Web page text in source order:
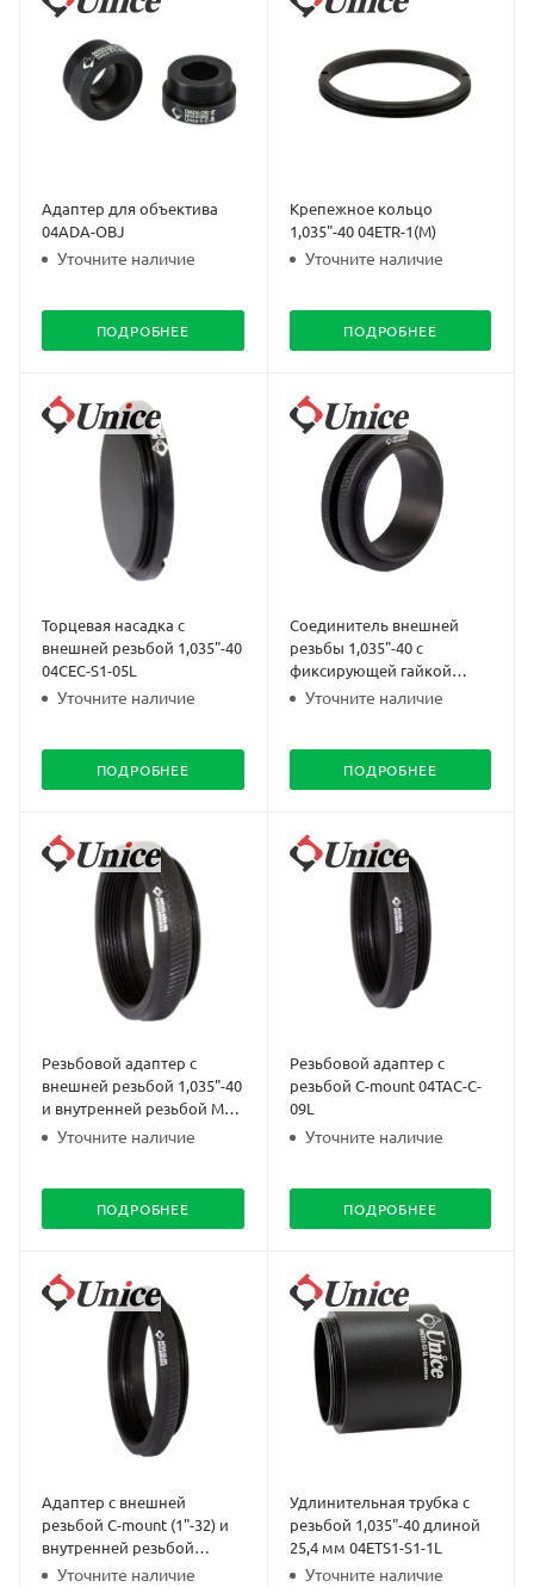
Адаптер для объектива
04ADA-OBJ
Уточните наличие
ПОДРОБНЕЕ
Крепежное кольцо
1,035"-40 04ETR-1(M)
Уточните наличие
ПОДРОБНЕЕ
Торцевая насадка с
внешней резьбой 1,035"-40
04CEC-S1-05L
Уточните наличие
ПОДРОБНЕЕ
Соединитель внешней
резьбы 1,035"-40 с
фиксирующей гайкой
04ETC-S1-0.5L
Уточните наличие
ПОДРОБНЕЕ
Резьбовой адаптер с
внешней резьбой 1,035"-40
и внутренней резьбой M26
04TAS1-M26-09L
Уточните наличие
ПОДРОБНЕЕ
Резьбовой адаптер с
резьбой C-mount 04TAC-C-
09L
Уточните наличие
ПОДРОБНЕЕ
Адаптер с внешней
резьбой C-mount (1"-32) и
внутренней резьбой
1.035"-40 04TAC-S1-07L
Уточните наличие
Удлинительная трубка с
резьбой 1,035"-40 длиной
25,4 мм 04ETS1-S1-1L
Уточните наличие